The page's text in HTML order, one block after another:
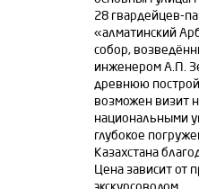
28 гвардейцев-
«алматинский
собор,
инженером А.П.
древнюю
возможен визит
национальными
глубокое
Казахстана
Цена зависит от